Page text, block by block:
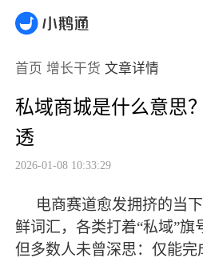
首页 增长干货 文章详情
私域商城是什么意思
透
2026-01-08 10:33:29
电商赛道愈发拥挤的当
鲜词汇，各类打着“私域”旗
但多数人未曾深思：仅能完